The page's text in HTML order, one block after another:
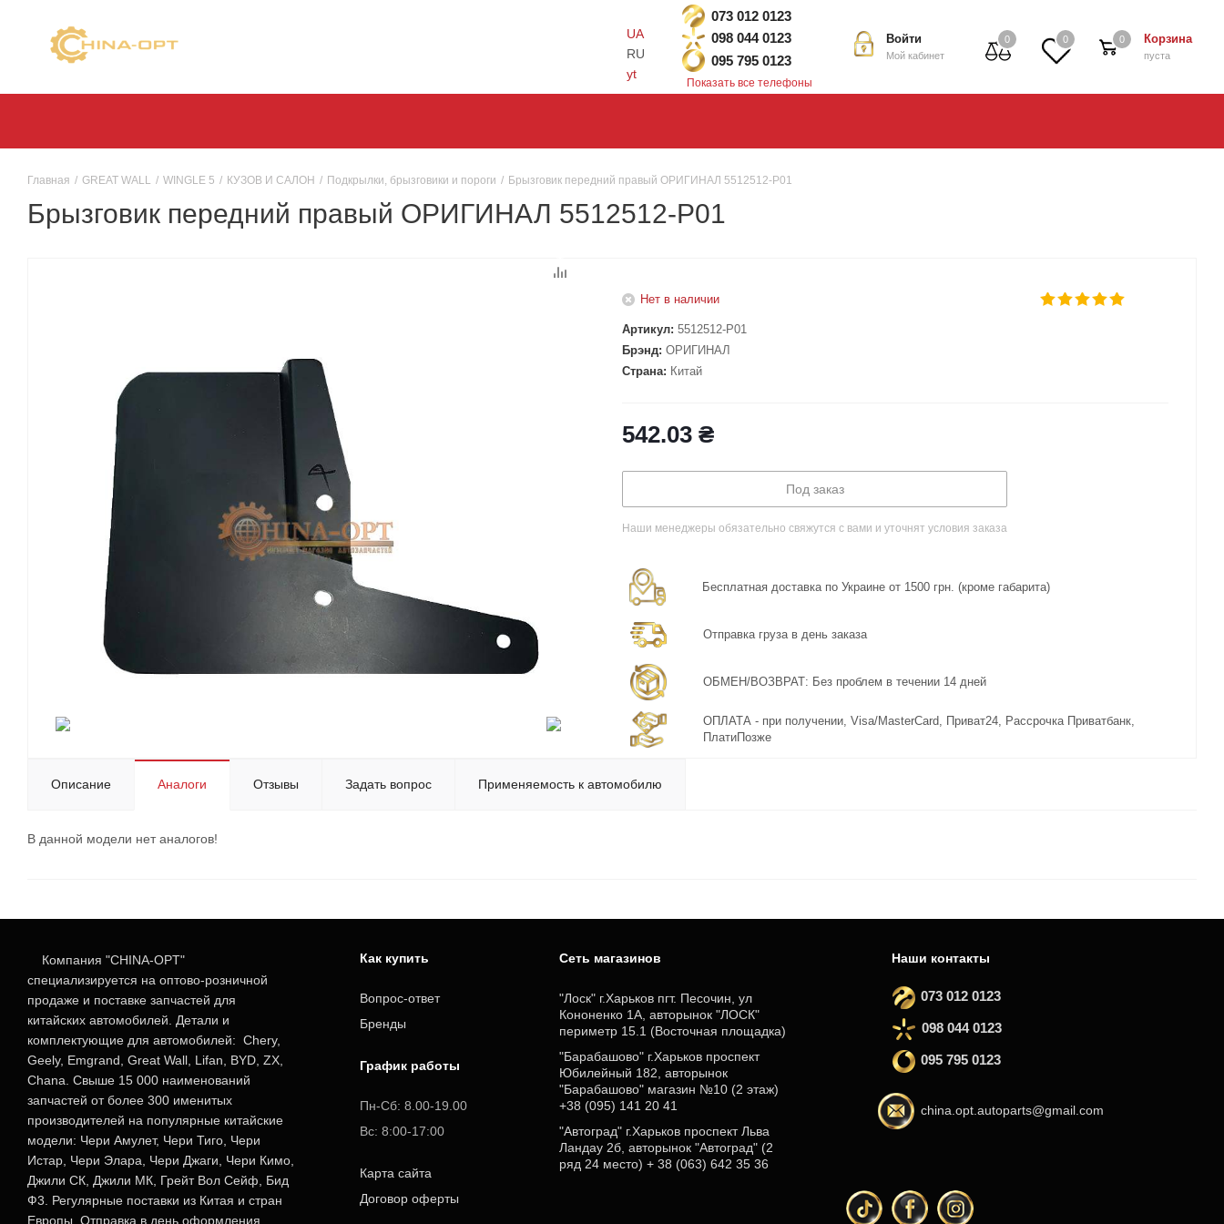
UA
RU
yt
0 0 Корзина
пуста
0
Войти
Мой кабинет
073 012 0123
098 044 0123
095 795 0123
Показать все телефоны
Главная / GREAT WALL / WINGLE 5 / КУЗОВ И САЛОН / Подкрылки, брызговики и пороги / Брызговик передний правый ОРИГИНАЛ 5512512-P01
Брызговик передний правый ОРИГИНАЛ 5512512-P01
Нет в наличии
Артикул: 5512512-P01
Брэнд: ОРИГИНАЛ
Страна: Китай
542.03 ₴
Под заказ
Наши менеджеры обязательно свяжутся с вами и уточнят условия заказа
Бесплатная доставка по Украине от 1500 грн. (кроме габарита)
Отправка груза в день заказа
ОБМЕН/ВОЗВРАТ: Без проблем в течении 14 дней
ОПЛАТА - при получении, Visa/MasterCard, Приват24, Рассрочка Приватбанк,
ПлатиПозже
Описание Аналоги Отзывы Задать вопрос Применяемость к автомобилю
В данной модели нет аналогов!
Компания "CHINA-OPT"
специализируется на оптово-розничной
продаже и поставке запчастей для
китайских автомобилей. Детали и
комплектующие для автомобилей: Chery,
Geely, Emgrand, Great Wall, Lifan, BYD, ZX,
Chana. Свыше 15 000 наименований
запчастей от более 300 именитых
производителей на популярные китайские
модели: Чери Амулет, Чери Тиго, Чери
Истар, Чери Элара, Чери Джаги, Чери Кимо,
Джили СК, Джили МК, Грейт Вол Сейф, Бид
Ф3. Регулярные поставки из Китая и стран
Европы. Отправка в день оформления
Как купить
Вопрос-ответ
Бренды
График работы
Пн-Сб: 8.00-19.00
Вс: 8:00-17:00
Карта сайта
Договор оферты
Cеть магазинов
"Лоск" г.Харьков пгт. Песочин, ул
Кононенко 1А, авторынок "ЛОСК"
периметр 15.1 (Восточная площадка)
"Барабашово" г.Харьков проспект
Юбилейный 182, авторынок
"Барабашово" магазин №10 (2 этаж)
+38 (095) 141 20 41
"Автоград" г.Харьков проспект Льва
Ландау 2б, авторынок "Автоград" (2
ряд 24 место) + 38 (063) 642 35 36
Наши контакты
073 012 0123
098 044 0123
095 795 0123
china.opt.autoparts@gmail.com